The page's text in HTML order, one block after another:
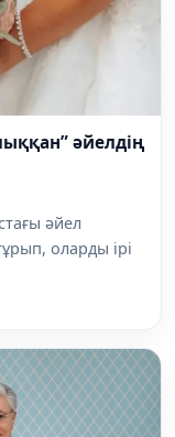
әйелдің
әйел
оларды ірі